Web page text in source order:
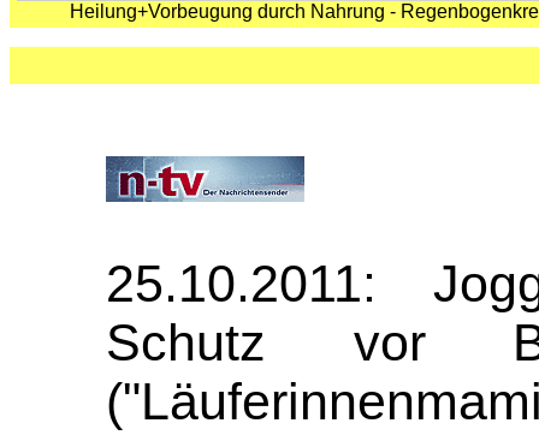
Heilung+Vorbeugung durch Nahrung -
25.10.2011:
Schutz vor